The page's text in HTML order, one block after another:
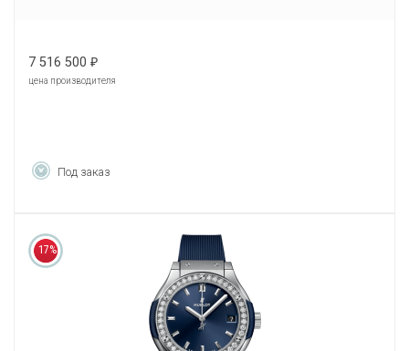
7 516 500 ₽
цена производителя
Под заказ
17%